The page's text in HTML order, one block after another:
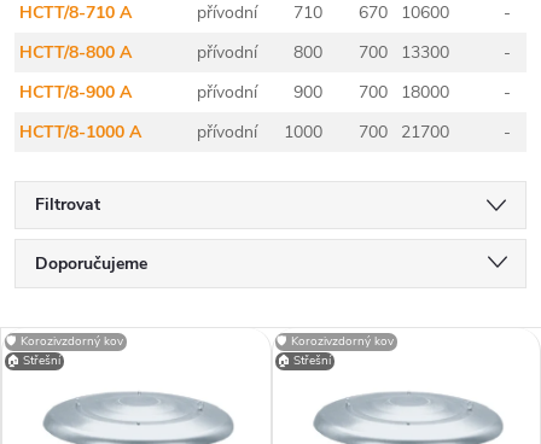
HCTT/8-710 A
přívodní 710 670 10600
-
HCTT/8-800 A
přívodní 800 700 13300
-
HCTT/8-900 A
přívodní 900 700 18000
-
HCTT/8-1000 A
přívodní 1000 700 21700 -
Filtrovat
Ř
a
z
Doporučujeme
Nejdražší
Nejprodávanější
V
🛡️ Korozivzdorný kov
🏠 Střešní
🛡️ Korozivzdorný kov
🏠 Střešní